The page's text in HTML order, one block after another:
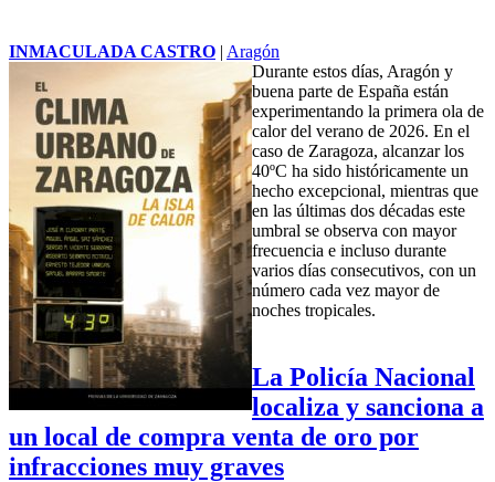
INMACULADA CASTRO | Aragón
Durante estos días, Aragón y
buena parte de España están
experimentando la primera ola de
calor del verano de 2026. En el
caso de Zaragoza, alcanzar los
40ºC ha sido históricamente un
hecho excepcional, mientras que
en las últimas dos décadas este
umbral se observa con mayor
frecuencia e incluso durante
varios días consecutivos, con un
número cada vez mayor de
noches tropicales.
La Policía Nacional
localiza y sanciona a
un local de compra venta de oro por
infracciones muy graves